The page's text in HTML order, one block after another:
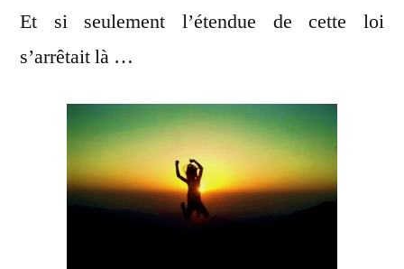
Et si seulement l’étendue de cette loi
s’arrêtait là …